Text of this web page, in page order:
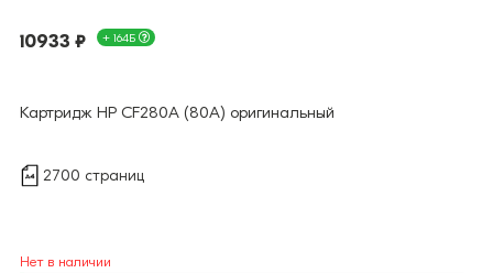
10933 ₽ + 164Б
Картридж HP CF280A (80A) оригинальный
2700 страниц
Нет в наличии